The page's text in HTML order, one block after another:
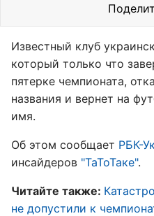
Известный клуб
который только что
пятерке чемпионата,
названия и вернет на
имя.
Об этом сообщает РБК-
инсайдеров "ТаТоТаке".
Читайте также:
не допустили к